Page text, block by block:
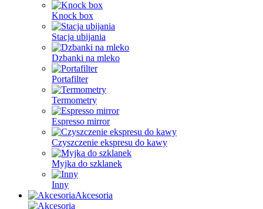
Knock box
Stacja ubijania
Dzbanki na mleko
Portafilter
Termometry
Espresso mirror
Czyszczenie ekspresu do kawy
Myjka do szklanek
Inny
Akcesoria